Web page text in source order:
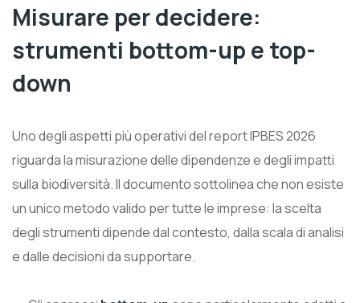
Misurare per decidere:
strumenti bottom-up e top-
down
Uno degli aspetti più operativi del report IPBES 2026
riguarda la misurazione delle dipendenze e degli impatti
sulla biodiversità. Il documento sottolinea che non esiste
un unico metodo valido per tutte le imprese: la scelta
degli strumenti dipende dal contesto, dalla scala di analisi
e dalle decisioni da supportare.